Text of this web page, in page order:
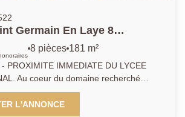
Germain En Laye 8
8 pièces 181 m²
IMMEDIATE DU LYCEE
Au coeur du domaine recherché
au calme d'une impasse,
DE SAINT GERMAIN EN
L'ANNONCE